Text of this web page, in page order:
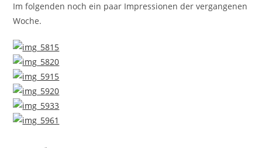
Im folgenden noch ein paar Impressionen der vergangenen
Woche.